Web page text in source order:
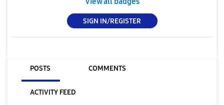
SIGN IN/REGISTER
POSTS COMMENTS
ACTIVITY FEED